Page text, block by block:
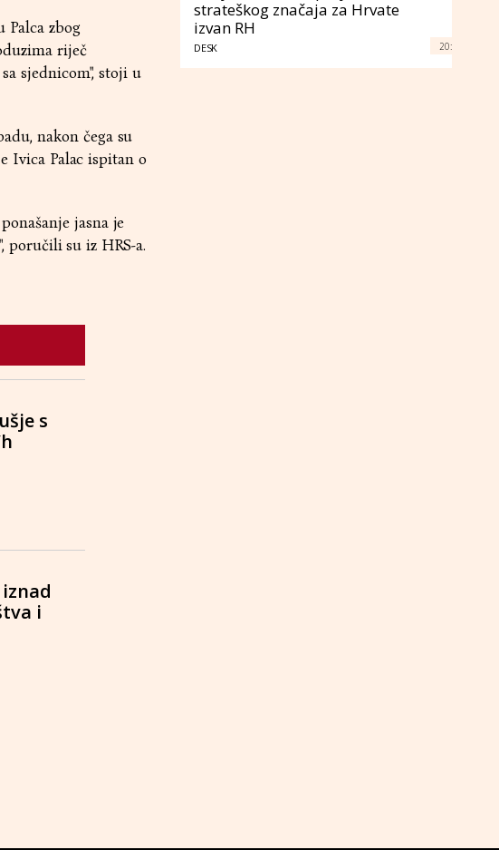
zbog
riječ
sjednicom", stoji u
nakon čega su
Ivica Palac ispitan o
jasna je
poručili su iz HRS-a.
s
i
strateškog značaja za Hrvate
izvan RH
DESK 20: